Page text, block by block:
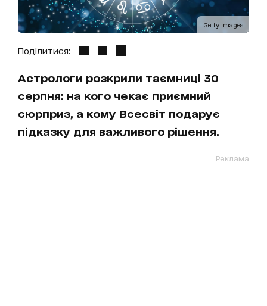
Getty Images
Поділитися:
Астрологи розкрили таємниці 30
серпня: на кого чекає приємний
сюрприз, а кому Всесвіт подарує
підказку для важливого рішення.
Реклама